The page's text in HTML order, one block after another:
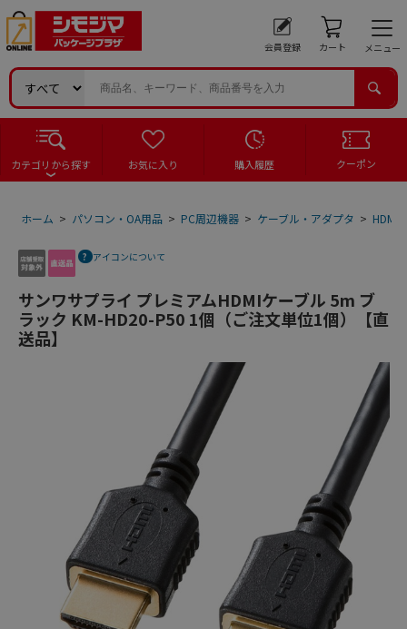
会員登録 カート メニュー
カテゴリから探す お気に入り 購入履歴 クーポン
ホーム > パソコン・OA用品 > PC周辺機器 > ケーブル・アダプタ > HDMI
アイコンについて
サンワサプライ プレミアムHDMIケーブル 5m ブ
ラック KM-HD20-P50 1個（ご注文単位1個）【直
送品】